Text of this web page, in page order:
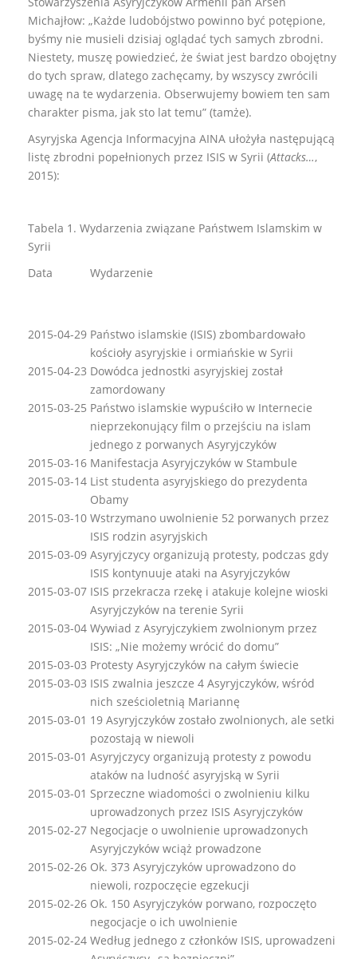
Michajłow: „Każde ludobójstwo powinno być potępione,
byśmy nie musieli dzisiaj oglądać tych samych zbrodni.
Niestety, muszę powiedzieć, że świat jest bardzo obojętny
do tych spraw, dlatego zachęcamy, by wszyscy zwrócili
uwagę na te wydarzenia. Obserwujemy bowiem ten sam
charakter pisma, jak sto lat temu” (tamże).
Asyryjska Agencja Informacyjna AINA ułożyła następującą
listę zbrodni popełnionych przez ISIS w Syrii (Attacks…,
2015):
Tabela 1. Wydarzenia związane Państwem Islamskim w
Syrii
Data
Wydarzenie
2015-04-29 Państwo islamskie (ISIS) zbombardowało
kościoły asyryjskie i ormiańskie w Syrii
2015-04-23 Dowódca jednostki asyryjskiej został
zamordowany
2015-03-25 Państwo islamskie wypuściło w Internecie
nieprzekonujący film o przejściu na islam
jednego z porwanych Asyryjczyków
2015-03-16 Manifestacja Asyryjczyków w Stambule
2015-03-14 List studenta asyryjskiego do prezydenta
Obamy
2015-03-10 Wstrzymano uwolnienie 52 porwanych przez
ISIS rodzin asyryjskich
2015-03-09 Asyryjczycy organizują protesty, podczas gdy
ISIS kontynuuje ataki na Asyryjczyków
2015-03-07 ISIS przekracza rzekę i atakuje kolejne wioski
Asyryjczyków na terenie Syrii
2015-03-04 Wywiad z Asyryjczykiem zwolnionym przez
ISIS: „Nie możemy wrócić do domu”
2015-03-03 Protesty Asyryjczyków na całym świecie
2015-03-03 ISIS zwalnia jeszcze 4 Asyryjczyków, wśród
nich sześcioletnią Mariannę
2015-03-01 19 Asyryjczyków zostało zwolnionych, ale setki
pozostają w niewoli
2015-03-01 Asyryjczycy organizują protesty z powodu
ataków na ludność asyryjską w Syrii
2015-03-01 Sprzeczne wiadomości o zwolnieniu kilku
uprowadzonych przez ISIS Asyryjczyków
2015-02-27 Negocjacje o uwolnienie uprowadzonych
Asyryjczyków wciąż prowadzone
2015-02-26 Ok. 373 Asyryjczyków uprowadzono do
niewoli, rozpoczęcie egzekucji
2015-02-26 Ok. 150 Asyryjczyków porwano, rozpoczęto
negocjacje o ich uwolnienie
2015-02-24 Według jednego z członków ISIS, uprowadzeni